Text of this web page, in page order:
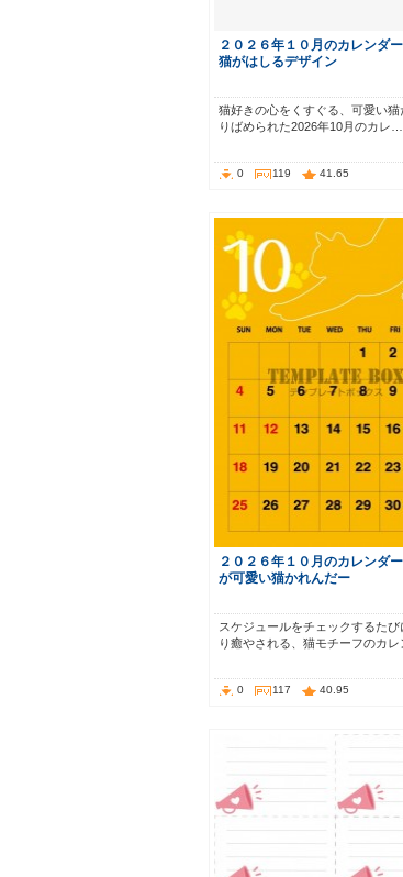
２０２６年１０月のカレンダ
猫がはしるデザイン
猫好きの心をくすぐる、可愛い猫
りばめられた2026年10月のカレ…
0 119 41.65
２０２６年１０月のカレンダ
が可愛い猫かれんだー
スケジュールをチェックするたび
り癒やされる、猫モチーフのカレ
0 117 40.95